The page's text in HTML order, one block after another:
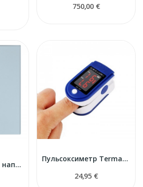
750,00 €
Omron BF289 весы напольные
Пульсоксиметр Termax CMS50D
24,95 €